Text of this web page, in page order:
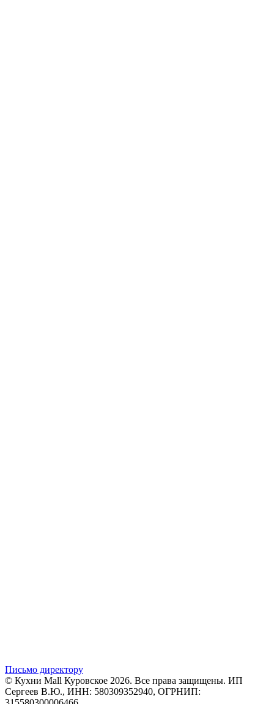
Письмо директору
© Кухни Mall Куровское 2026. Все права защищены. ИП
Сергеев В.Ю., ИНН: 580309352940, ОГРНИП: